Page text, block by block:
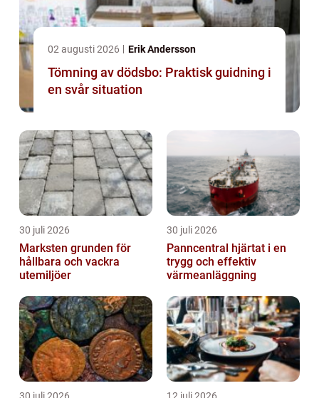
02 augusti 2026 Erik Andersson
Tömning av dödsbo: Praktisk guidning i
en svår situation
30 juli 2026
Marksten grunden för
hållbara och vackra
utemiljöer
30 juli 2026
Panncentral hjärtat i en
trygg och effektiv
värmeanläggning